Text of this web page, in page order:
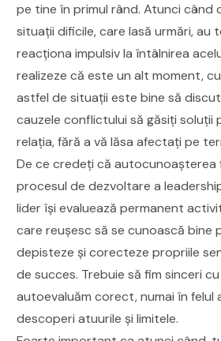
pe tine în primul rând. Atunci când
situații dificile, care lasă urmări, au
reacționa impulsiv la întâlnirea
realizeze că este un alt moment,
astfel de situații este bine să
cauzele conflictului să găsiți soluții
relația, fără a vă lăsa afectați pe
De ce credeți că autocunoașterea
procesul de dezvoltare a
lider își evaluează permanent
care reușesc să se cunoască bine
depisteze și corecteze propriile
de succes. Trebuie să fim sinceri
autoevaluăm corect, numai în felul
descoperi atuurile și limitele.